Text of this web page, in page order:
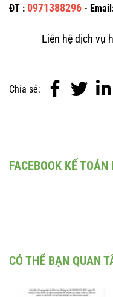
ĐT : 0971388296 -
Liên hệ dịch vụ
Chia sẻ:
FACEBOOK KẾ TOÁN
CÓ THỂ BẠN QUAN